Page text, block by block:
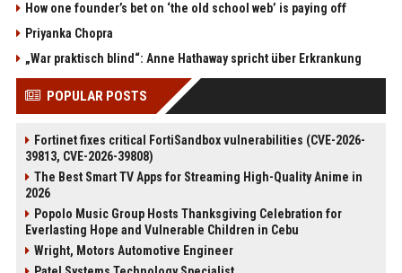
How one founder’s bet on ‘the old school web’ is paying off
Priyanka Chopra
„War praktisch blind“: Anne Hathaway spricht über Erkrankung
POPULAR POSTS
Fortinet fixes critical FortiSandbox vulnerabilities (CVE-2026-
39813, CVE-2026-39808)
The Best Smart TV Apps for Streaming High-Quality Anime in
2026
Popolo Music Group Hosts Thanksgiving Celebration for
Everlasting Hope and Vulnerable Children in Cebu
Wright, Motors Automotive Engineer